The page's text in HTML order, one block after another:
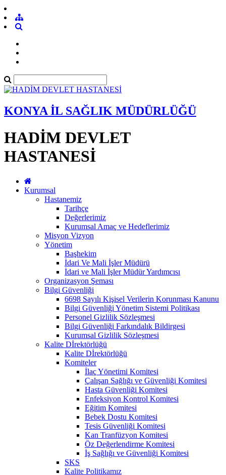
KONYA İL SAĞLIK MÜDÜRLÜĞÜ
HADİM DEVLET
HASTANESİ
Kurumsal
Hastanemiz
Tarihçe
Değerlerimiz
Kurumsal Amaç ve Hedeflerimiz
Misyon Vizyon
Yönetim
Başhekim
İdari Ve Mali İşler Müdürü
İdari ve Mali İşler Müdür Yardımcısı
Organizasyon Şeması
Bilgi Güvenliği
6698 Sayılı Kişisel Verilerin Korunması Kanunu
Bilgi Güvenliği Yönetim Sistemi Politikası
Personel Gizlilik Sözleşmesi
Bilgi Güvenliği Farkındalık Bildirgesi
Kurumsal Gizlilik Sözleşmesi
Kalite Dİrektörlüğü
Kalite Dİrektörlüğü
Komiteler
İlaç Yönetimi Komitesi
Çalışan Sağlığı ve Güvenliği Komitesi
Hasta Güvenliği Komitesi
Enfeksiyon Kontrol Komitesi
Eğitim Komitesi
Bebek Dostu Komitesi
Tesis Güvenliği Komitesi
Kan Tranfüzyon Komitesi
Öz Değerlendirme Komitesi
İş Sağlığı ve Güvenliği Komitesi
SKS
Kalite Politikamız